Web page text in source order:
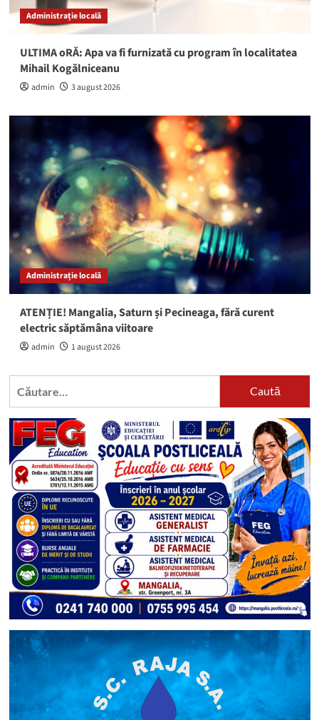
Administrație locală
ULTIMA oRĂ: Apa va fi furnizată cu program în localitatea
Mihail Kogălniceanu
admin 3 august 2026
Administrație locală
ATENȚIE! Mangalia, Saturn și Pecineaga, fără curent
electric săptămâna viitoare
admin 1 august 2026